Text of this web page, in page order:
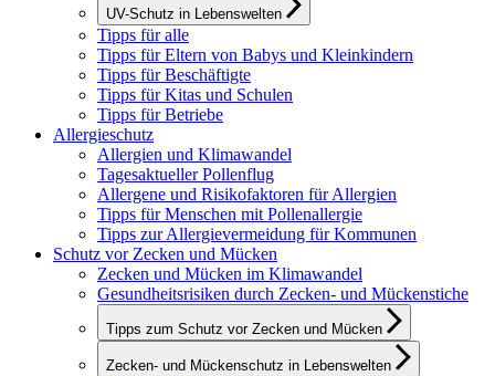
UV-Schutz in Lebenswelten
Tipps für alle
Tipps für Eltern von Babys und Kleinkindern
Tipps für Beschäftigte
Tipps für Kitas und Schulen
Tipps für Betriebe
Allergieschutz
Allergien und Klimawandel
Tagesaktueller Pollenflug
Allergene und Risikofaktoren für Allergien
Tipps für Menschen mit Pollenallergie
Tipps zur Allergievermeidung für Kommunen
Schutz vor Zecken und Mücken
Zecken und Mücken im Klimawandel
Gesundheitsrisiken durch Zecken- und Mückenstiche
Tipps zum Schutz vor Zecken und Mücken
Zecken- und Mückenschutz in Lebenswelten